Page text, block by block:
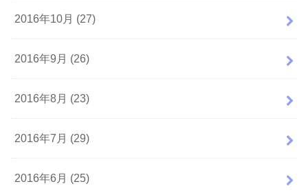
2016年10月 (27)
2016年9月 (26)
2016年8月 (23)
2016年7月 (29)
2016年6月 (25)